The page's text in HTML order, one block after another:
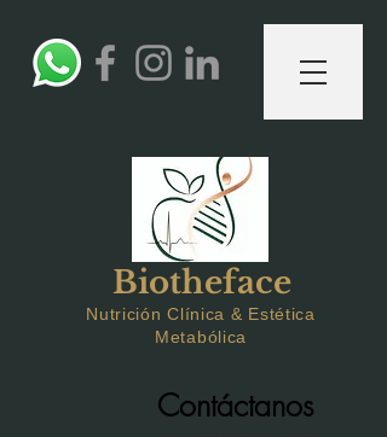
Biotheface
Nutrición Clínica & Estética
Metabólica
Contáctanos